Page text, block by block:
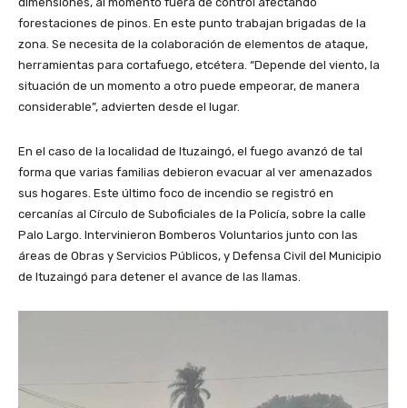
forestaciones de pinos. En este punto trabajan brigadas de la
zona. Se necesita de la colaboración de elementos de ataque,
herramientas para cortafuego, etcétera. “Depende del viento, la
situación de un momento a otro puede empeorar, de manera
considerable”, advierten desde el lugar.
En el caso de la localidad de Ituzaingó, el fuego avanzó de tal
forma que varias familias debieron evacuar al ver amenazados
sus hogares. Este último foco de incendio se registró en
cercanías al Círculo de Suboficiales de la Policía, sobre la calle
Palo Largo. Intervinieron Bomberos Voluntarios junto con las
áreas de Obras y Servicios Públicos, y Defensa Civil del Municipio
de Ituzaingó para detener el avance de las llamas.